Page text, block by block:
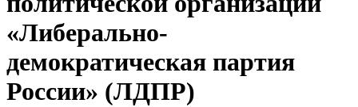
«Либерально-
демократическая партия
России» (ЛДПР)